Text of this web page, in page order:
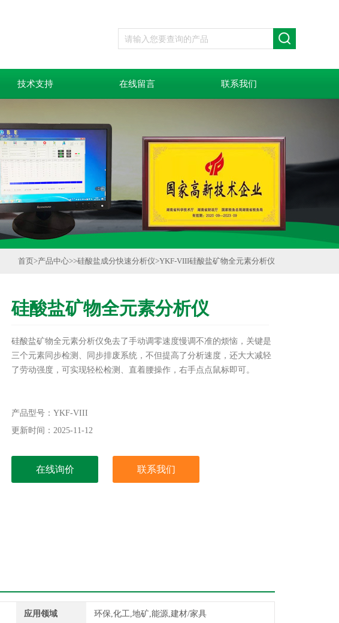
技术支持 在线留言 联系我们
首页>产品中心>>硅酸盐成分快速分析仪>YKF-VIII硅酸盐矿物全元素分析仪
硅酸盐矿物全元素分析仪
硅酸盐矿物全元素分析仪免去了手动调零速度慢调不准的烦恼，关键是
三个元素同步检测、同步排废系统，不但提高了分析速度，还大大减轻
了劳动强度，可实现轻松检测、直着腰操作，右手点点鼠标即可。
产品型号：YKF-VIII
更新时间：2025-11-12
在线询价 联系我们
应用领域 环保,化工,地矿,能源,建材/家具